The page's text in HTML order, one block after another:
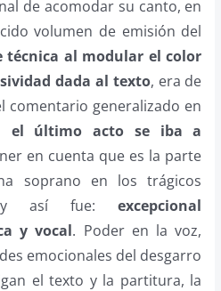
de acomodar su canto, en
volumen de emisión del
técnica al modular el color
dada al texto, era de
comentario generalizado en
el último acto se iba a
en cuenta que es la parte
soprano en los trágicos
y así fue: excepcional
y vocal. Poder en la voz,
emocionales del desgarro
el texto y la partitura, la